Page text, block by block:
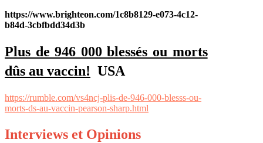
https://www.brighteon.com/1c8b8129-e073-4c12-
b84d-3cbfbdd34d3b
Plus de 946 000 blessés ou morts
dûs au vaccin! USA
https://rumble.com/vs4ncj-plis-de-946-000-blesss-ou-
morts-ds-au-vaccin-pearson-sharp.html
Interviews et Opinions